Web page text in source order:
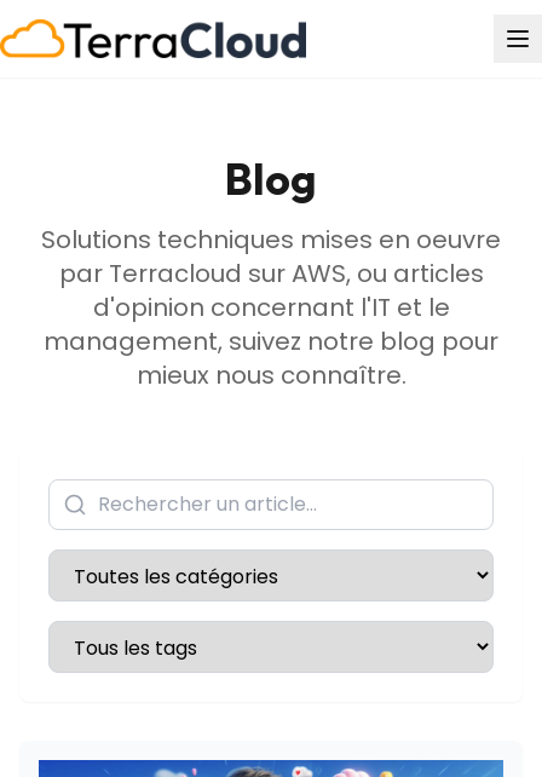
Blog
Solutions techniques mises en oeuvre
par Terracloud sur AWS, ou articles
d'opinion concernant l'IT et le
management, suivez notre blog pour
mieux nous connaître.